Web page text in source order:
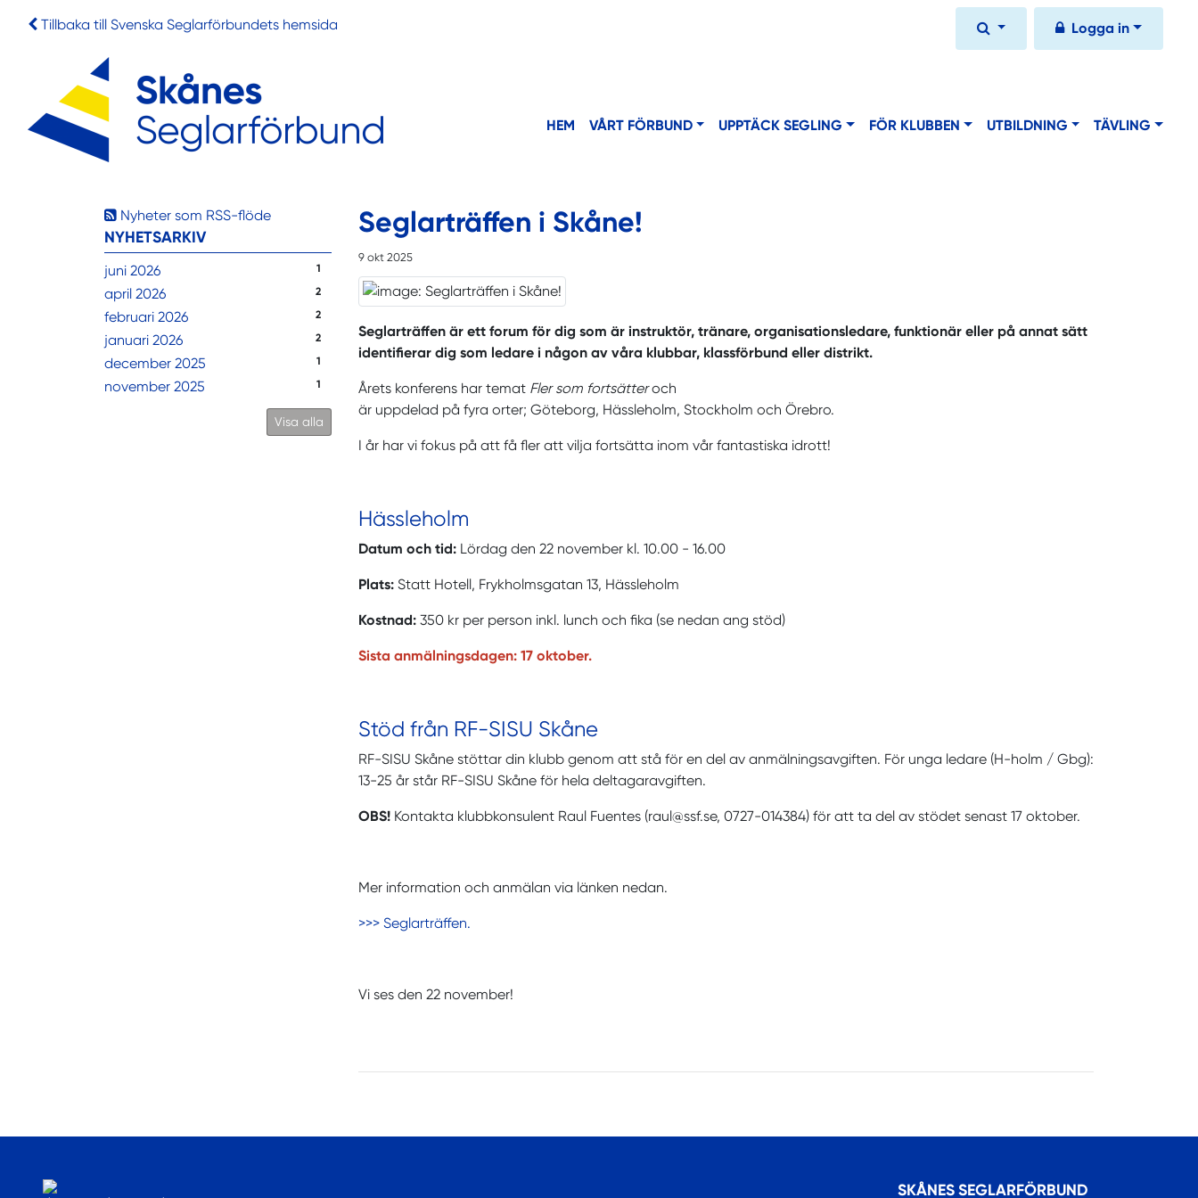
Tillbaka till Svenska Seglarförbundets hemsida Logga in
HEM VÅRT FÖRBUND UPPTÄCK SEGLING FÖR KLUBBEN UTBILDNING TÄVLING
Nyheter som RSS-flöde
NYHETSARKIV
juni 2026 1
april 2026 2
februari 2026 2
januari 2026 2
december 2025 1
november 2025 1
Visa alla
Seglarträffen i Skåne!
9 okt 2025
Seglarträffen är ett forum för dig som är instruktör, tränare, organisationsledare, funktionär eller på annat sätt
identifierar dig som ledare i någon av våra klubbar, klassförbund eller distrikt.
Årets konferens har temat Fler som fortsätteroch
är uppdelad på fyra orter; Göteborg, Hässleholm, Stockholm och Örebro.
I år har vi fokus på att få fler att vilja fortsätta inom vår fantastiska idrott!
Hässleholm
Datum och tid: Lördag den 22 november kl. 10.00 - 16.00
Plats: Statt Hotell, Frykholmsgatan 13, Hässleholm
Kostnad: 350 kr per person inkl. lunch och fika (se nedan ang stöd)
Sista anmälningsdagen: 17 oktober.
Stöd från RF-SISU Skåne
RF-SISU Skåne stöttar din klubb genom att stå för en del av anmälningsavgiften. För unga ledare (H-holm / Gbg):
13-25 år står RF-SISU Skåne för hela deltagaravgiften.
OBS! Kontakta klubbkonsulent Raul Fuentes (raul@ssf.se, 0727-014384) för att ta del av stödet senast 17 oktober.
Mer information och anmälan via länken nedan.
>>> Seglarträffen.
Vi ses den 22 november!
SKÅNES SEGLARFÖRBUND